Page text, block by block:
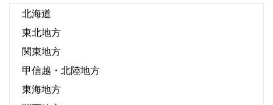
北海道
東北地方
関東地方
甲信越・北陸地方
東海地方